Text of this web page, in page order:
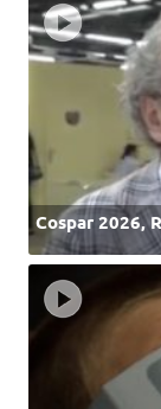
Cospar 2026,